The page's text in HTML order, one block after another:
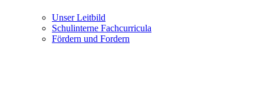
Unser Leitbild
Schulinterne Fachcurricula
Fördern und Fordern